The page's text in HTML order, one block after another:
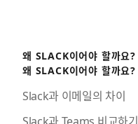
왜 SLACK이어야 할까요?
왜 SLACK이어야 할까요?
Slack과 이메일의 차이
Slack과 Teams 비교하기